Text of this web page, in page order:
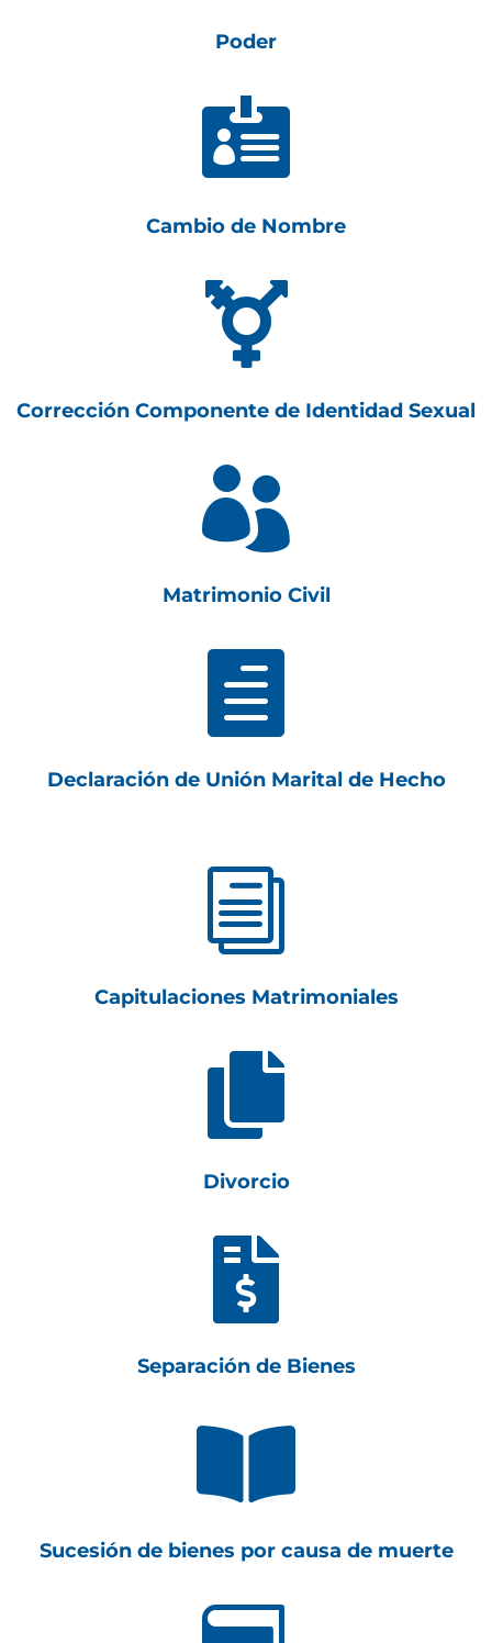
Poder

Cambio de Nombre

Corrección Componente de Identidad Sexual

Matrimonio Civil

Declaración de Unión Marital de Hecho
i
Capitulaciones Matrimoniales

Divorcio

Separación de Bienes

Sucesión de bienes por causa de muerte